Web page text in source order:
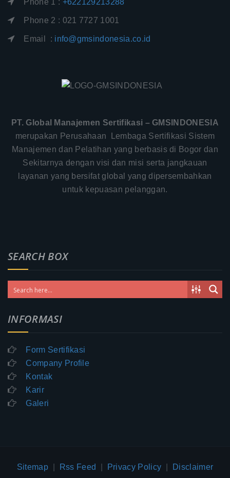
Phone 1 : +622129213288
Phone 2 : 021 7727 1001
Email : info@gmsindonesia.co.id
PT. Global Manajemen Sertifikasi – GMSINDONESIA
merupakan Perusahaan Lembaga Sertifikasi Sistem
Manajemen dan Pelatihan yang berbasis di Bogor dan
Sekitarnya dengan visi dan misi serta jangkauan
layanan yang bersifat global yang dipersembahkan
untuk kepuasan pelanggan.
SEARCH BOX
INFORMASI
Form Sertifikasi
Company Profile
Kontak
Karir
Galeri
Sitemap Rss Feed Privacy Policy Disclaimer